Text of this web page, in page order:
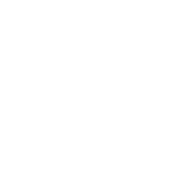
som
for at afinstallere og fjerne
mere end et begrænset antal
antal enheder). Softwaren,
teknologiske foranstaltninger,
så fald virker softwaren kun i
indtil den bliver aktiveret af
vil du måske – for at bekræfte
anmodet om via
unikke aktiveringsnøgle, som
og enhedskonfigurationen i